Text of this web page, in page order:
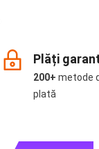
Plăți
200+ metode
plată